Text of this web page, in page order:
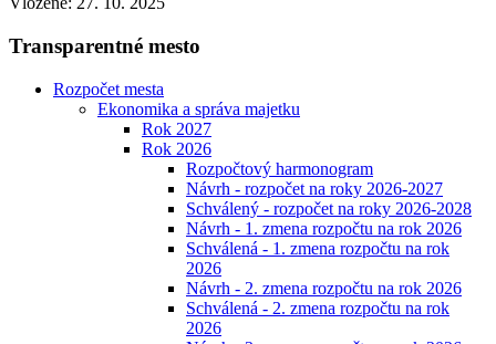
Transparentné mesto
Rozpočet mesta
Ekonomika a správa majetku
Rok 2027
Rok 2026
Rozpočtový harmonogram
Návrh - rozpočet na roky 2026-2027
Schválený - rozpočet na roky 2026-2028
Návrh - 1. zmena rozpočtu na rok 2026
Schválená - 1. zmena rozpočtu na rok
2026
Návrh - 2. zmena rozpočtu na rok 2026
Schválená - 2. zmena rozpočtu na rok
2026